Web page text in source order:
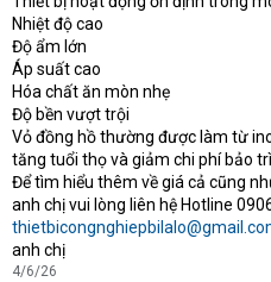
Nhiệt độ cao
Độ ẩm lớn
Áp suất cao
Hóa chất ăn mòn nhẹ
Độ bền vượt trội
Vỏ đồng hồ thường được làm từ
tăng tuổi thọ và giảm chi phí bảo
Để tìm hiểu thêm về giá cả cũng
anh chị vui lòng liên hệ Hotline
anh chị
4/6/26